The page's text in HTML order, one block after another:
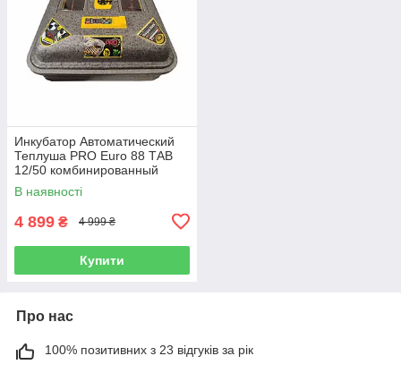
Инкубатор Автоматический
Теплуша PRO Euro 88 ТАВ
12/50 комбинированный
корпус
В наявності
4 899 ₴ 4 999 ₴
Купити
Про нас
100% позитивних з 23 відгуків за рік